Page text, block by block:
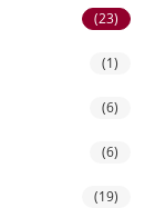
(23)
(1)
(6)
(6)
(19)